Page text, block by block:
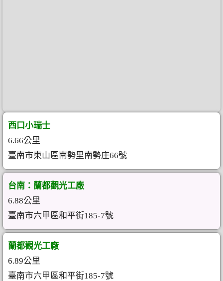
西口小瑞士
6.66公里
臺南市東山區南勢里南勢庄66號
台南：蘭都觀光工廠
6.88公里
臺南市六甲區和平街185-7號
蘭都觀光工廠
6.89公里
臺南市六甲區和平街185-7號